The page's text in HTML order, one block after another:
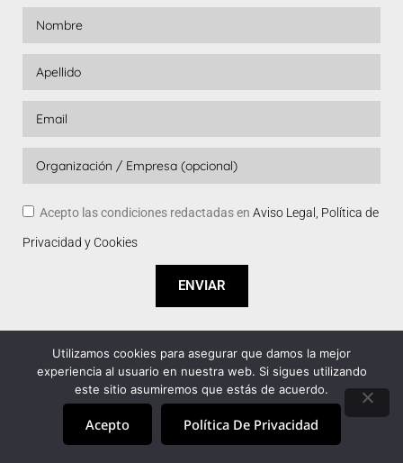
Acepto las condiciones redactadas en Aviso Legal, Política de
Privacidad y Cookies
ENVIAR
Utilizamos cookies para asegurar que damos la mejor
experiencia al usuario en nuestra web. Si sigues utilizando
este sitio asumiremos que estás de acuerdo.
Acepto Política De Privacidad